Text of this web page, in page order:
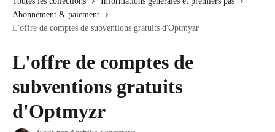
Abonnement & paiement
L'offre de comptes de subventions gratuits d'Optmyzr
L'offre de comptes de
subventions gratuits
d'Optmyzr